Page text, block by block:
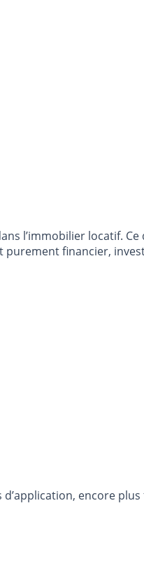
l’immobilier locatif.
financier,
encore